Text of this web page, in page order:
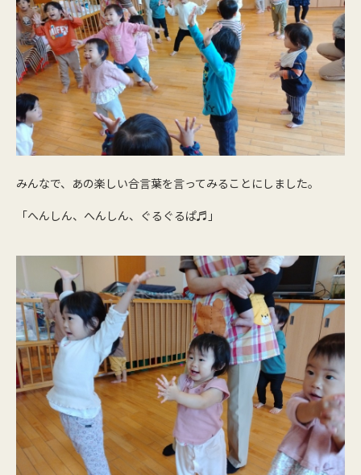
みんなで、あの楽しい合言葉を言ってみることにしました。
「へんしん、へんしん、ぐるぐるぱ♬」